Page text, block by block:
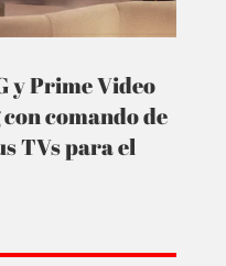
y Prime Video
comando de
TVs para el